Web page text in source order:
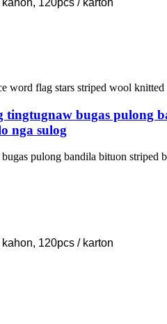
120pcs / karton
tingtugnaw bugas
nga sulog
pulong bandila bituon
120pcs / karton